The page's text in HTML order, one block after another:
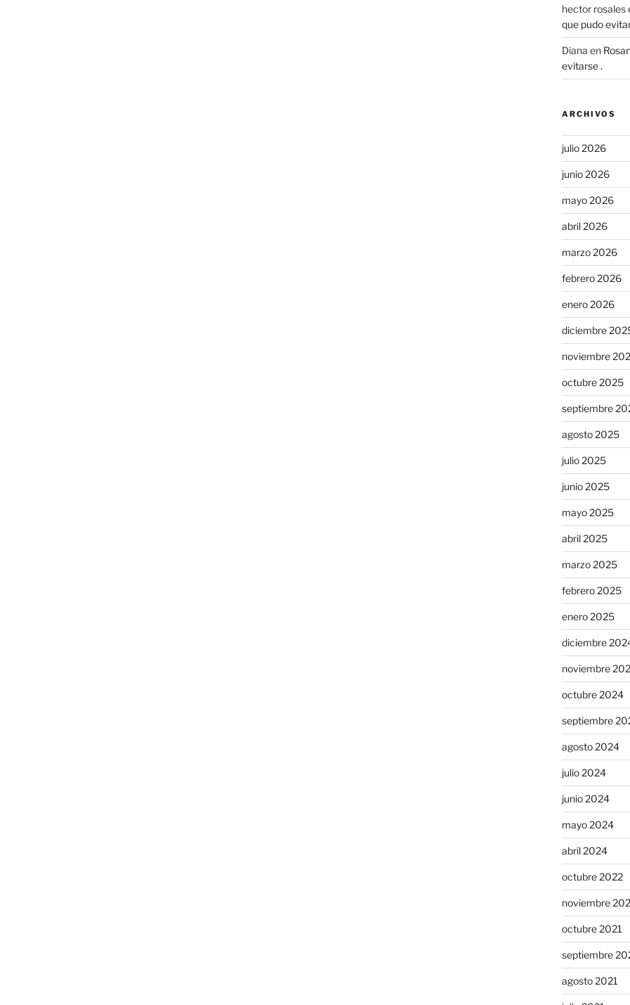
hector rosales
que pudo
Diana en
evitarse .
ARCHIVOS
julio 2026
junio 2026
mayo 2026
abril 2026
marzo 2026
febrero 2026
enero 2026
diciembre
noviembre
octubre 2025
septiembre
agosto 2025
julio 2025
junio 2025
mayo 2025
abril 2025
marzo 2025
febrero 2025
enero 2025
diciembre
noviembre
octubre 2024
septiembre
agosto 2024
julio 2024
junio 2024
mayo 2024
abril 2024
octubre 2022
noviembre
octubre 2021
septiembre
agosto 2021